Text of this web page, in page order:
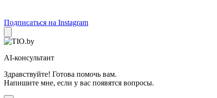
Подписаться на Instagram
AI-консультант
Здравствуйте! Готова помочь вам.
Напишите мне, если у вас появятся вопросы.